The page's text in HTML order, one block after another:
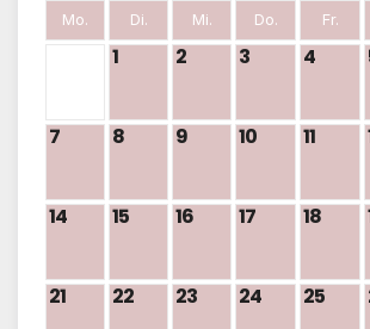
Mo. Di. Mi. Do. Fr.
1 2 3 4
7 8 9 10 11
14 15 16 17 18
21 22 23 24 25